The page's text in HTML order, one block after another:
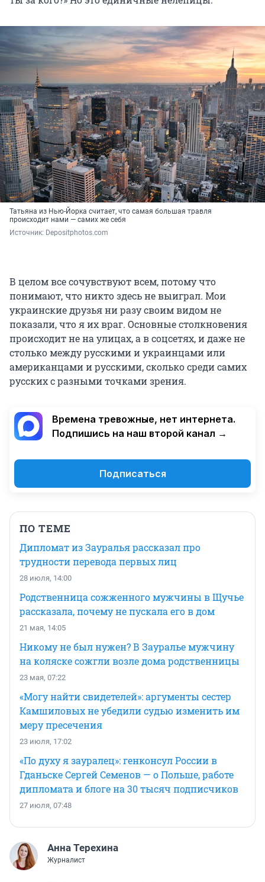
Татьяна из Нью-Йорка считает, что самая большая травля
происходит нами — самих же себя
Источник: Depositphotos.com
В целом все сочувствуют всем, потому что
понимают, что никто здесь не выиграл. Мои
украинскиe друзья ни разу своим видом не
показали, что я их враг. Основные столкновения
происходит не на улицах, а в соцсетях, и даже не
столько между русскими и украинцами или
американцами и русскими, сколько среди самих
русских с разными точками зрения.
Времена тревожные, нет интернета.
Подпишись на наш второй канал →
Подписаться
ПО ТЕМЕ
Дипломат из Зауралья рассказал про
трудности перевода первых лиц
28 июля, 14:00
Родственница сожженного мужчины в Щучье
рассказала, почему не пускала его в дом
21 мая, 14:05
Никому не был нужен? В Зауралье мужчину
на коляске сожгли возле дома родственницы
23 мая, 07:22
«Могу найти свидетелей»: аргументы сестер
Камшиловых не убедили судью изменить им
меру пресечения
23 июля, 17:02
«По духу я зауралец»: генконсул России в
Гданьске Сергей Семенов — о Польше, работе
дипломата и блоге на 30 тысяч подписчиков
27 июля, 07:48
Анна Терехина
Журналист